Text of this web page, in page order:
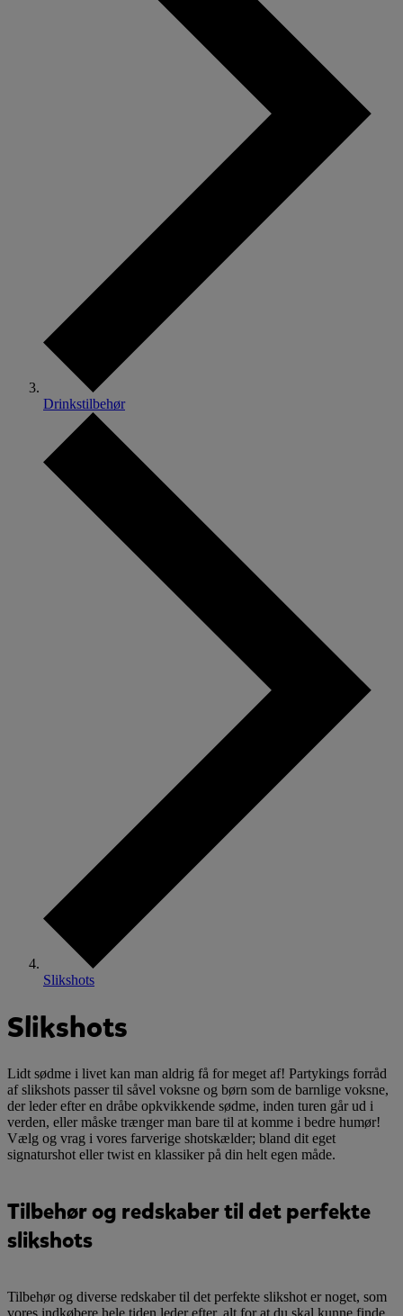
Drinkstilbehør
Slikshots
Slikshots
Lidt sødme i livet kan man aldrig få for meget af! Partykings forråd
af slikshots passer til såvel voksne og børn som de barnlige voksne,
der leder efter en dråbe opkvikkende sødme, inden turen går ud i
verden, eller måske trænger man bare til at komme i bedre humør!
Vælg og vrag i vores farverige shotskælder; bland dit eget
signaturshot eller twist en klassiker på din helt egen måde.
Tilbehør og redskaber til det perfekte
slikshots
Tilbehør og diverse redskaber til det perfekte slikshot er noget, som
vores indkøbere hele tiden leder efter, alt for at du skal kunne finde